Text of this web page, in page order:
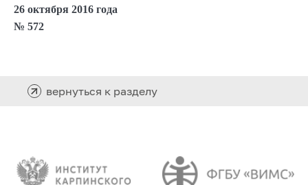
26 октября 2016 года
№ 572
вернуться к разделу